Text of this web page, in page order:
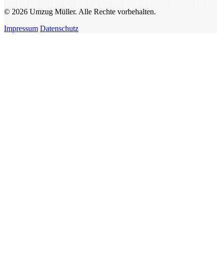
© 2026 Umzug Müller. Alle Rechte vorbehalten.
Impressum Datenschutz